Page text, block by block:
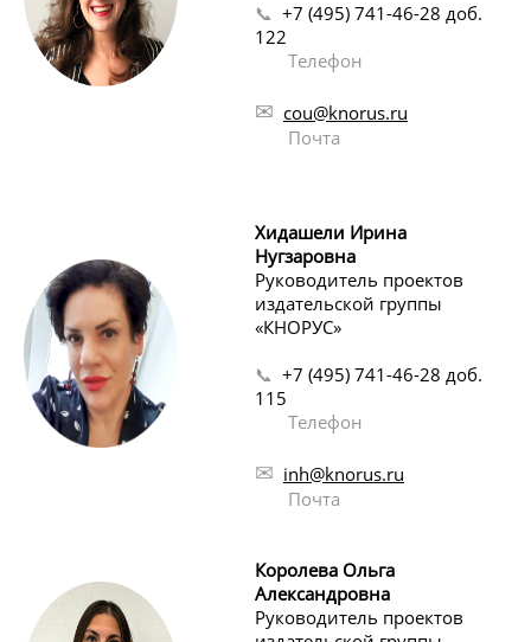
📞 +7 (495) 741-46-28 доб.
122
Телефон
✉ cou@knorus.ru
Почта
Хидашели Ирина
Нугзаровна
Руководитель проектов
издательской группы
«КНОРУС»
📞 +7 (495) 741-46-28 доб.
115
Телефон
✉ inh@knorus.ru
Почта
Королева Ольга
Александровна
Руководитель проектов